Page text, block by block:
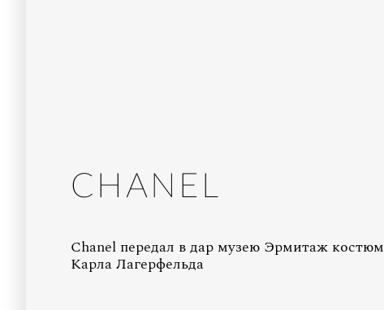
CHANEL
Chanel передал в дар музею Эрмитаж костюм
Карла Лагерфельда